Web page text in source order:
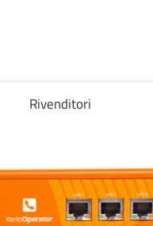
Rivenditori